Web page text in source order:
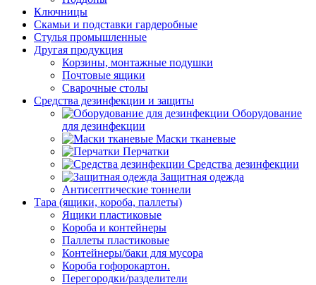
Ключницы
Скамьи и подставки гардеробные
Стулья промышленные
Другая продукция
Корзины, монтажные подушки
Почтовые ящики
Сварочные столы
Средства дезинфекции и защиты
Оборудование
для дезинфекции
Маски тканевые
Перчатки
Средства дезинфекции
Защитная одежда
Антисептические тоннели
Тара (ящики, короба, паллеты)
Ящики пластиковые
Короба и контейнеры
Паллеты пластиковые
Контейнеры/баки для мусора
Короба гофорокартон.
Перегородки/разделители